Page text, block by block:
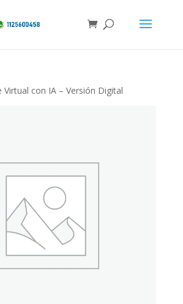
Virtual con IA – Versión Digital